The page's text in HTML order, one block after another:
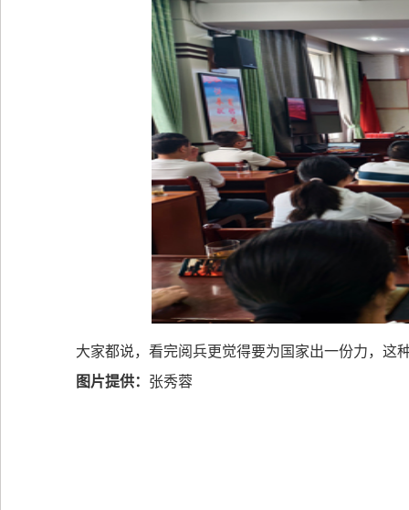
大家都说，看完阅兵更觉得要为国家出一份力，这
图片提供： 张秀蓉